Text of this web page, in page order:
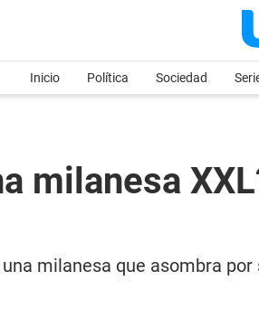
Inicio Política Sociedad
milanesa
milanesa que asombra